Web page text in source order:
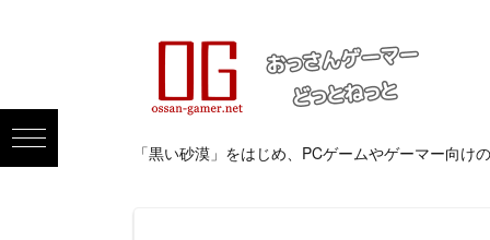
「黒い砂漠」をはじめ、PCゲームやゲーマー向け